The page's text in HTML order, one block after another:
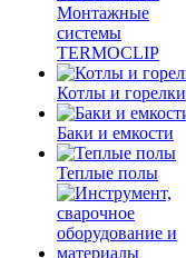
Монтажные
системы
TERMOCLIP
Котлы и горелки
Баки и емкости
Теплые полы